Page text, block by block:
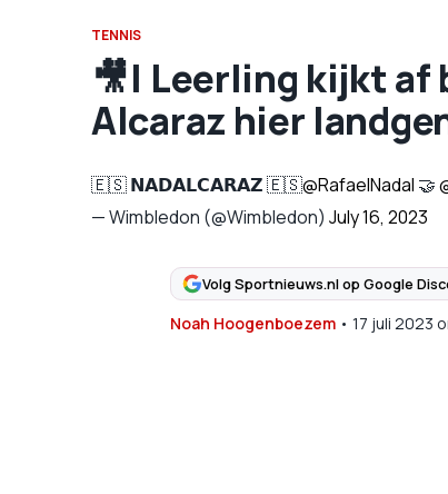
TENNIS
🎥 | Leerling kijkt
Alcaraz hier
🇪🇸 𝗡𝗔𝗗𝗔𝗟𝗖𝗔𝗥𝗔𝗭 🇪🇸@RafaelNadal 🤝
— Wimbledon (@Wimbledon) July 16, 2023
Volg Sportnieuws.nl op Google
Noah Hoogenboezem• 17 juli 2023